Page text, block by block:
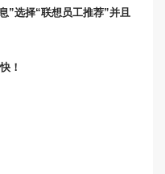
”选择“联想员工推荐”并且
！